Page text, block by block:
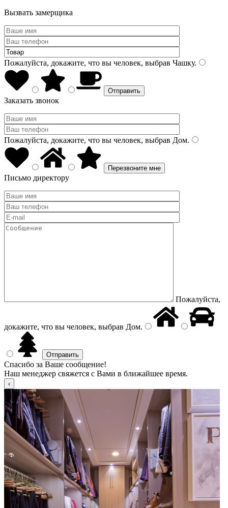
Вызвать замерщика
Пожалуйста, докажите, что вы человек, выбрав Чашку.
Заказать звонок
Пожалуйста, докажите, что вы человек, выбрав Дом.
Письмо директору
Пожалуйста,
докажите, что вы человек, выбрав Дом.
Спасибо за Ваше сообщение!
Наш менеджер свяжется с Вами в ближайшее время.